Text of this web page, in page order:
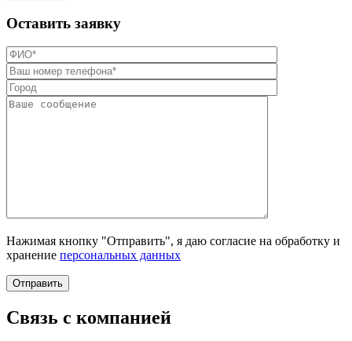
Оставить заявку
Нажимая кнопку "Отправить", я даю согласие на обработку и
хранение персональных данных
Отправить
Связь с компанией